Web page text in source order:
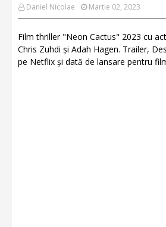
Daniel Nicolae Martie 02, 2023
Film thriller "Neon Cactus" 2023 cu
Chris Zuhdi și Adah Hagen. Trailer,
pe Netflix și dată de lansare pentru